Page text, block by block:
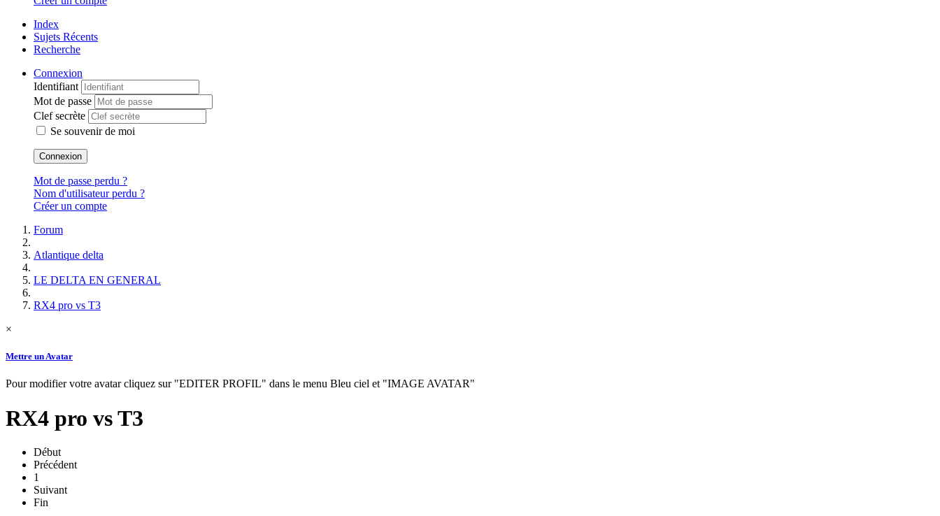
Index
Sujets Récents
Recherche
Connexion
Identifiant
Mot de passe
Clef secrète
Se souvenir de moi
Connexion
Mot de passe perdu ?
Nom d'utilisateur perdu ?
Créer un compte
Forum
Atlantique delta
LE DELTA EN GENERAL
RX4 pro vs T3
×
Mettre un Avatar
Pour modifier votre avatar cliquez sur "EDITER PROFIL" dans le menu Bleu ciel et "IMAGE AVATAR"
RX4 pro vs T3
Début
Précédent
1
Suivant
Fin